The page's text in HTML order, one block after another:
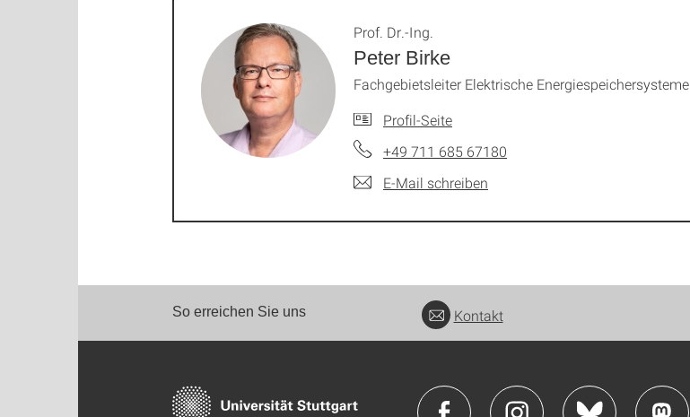
Peter Birke
Prof. Dr.-Ing.
Fachgebietsleiter Elektrische Energiespeichersysteme
Profil-Seite
+49 711 685 67180
E-Mail schreiben
So erreichen Sie uns Kontakt